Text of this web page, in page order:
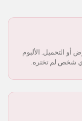
أو التحميل. الألبوم
شخص لم تختره.